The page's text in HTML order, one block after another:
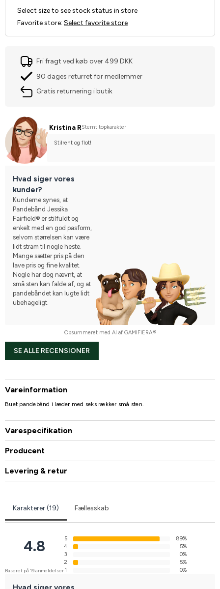
Select size to see stock status in store
Favorite store: Select favorite store
Fri fragt ved køb over 499 DKK
90 dages returret for medlemmer
Gratis returnering i butik
Kristina RStemt topkarakter
Stilrent og flot!
Hvad siger vores
kunder?
Kunderne synes, at
Pandebånd Jessika
Fairfield® er stilfuldt og
enkelt med en god pasform,
selvom størrelsen kan være
lidt stram til nogle heste.
Mange sætter pris på den
lave pris og fine kvalitet.
Nogle har dog nævnt, at
små sten kan falde af, og at
pandebåndet kan lugte lidt
ubehageligt.
Opsummeret med AI af GAMIFIERA.®
SE ALLE RECENSIONER
Vareinformation
Buet pandebånd i læder med seks rækker små sten.
Varespecifikation
Producent
Levering & retur
Karakterer (19) Fællesskab
4.8
Baseret på 19 anmeldelser
5
89%
4
5%
3
0%
2
5%
1
0%